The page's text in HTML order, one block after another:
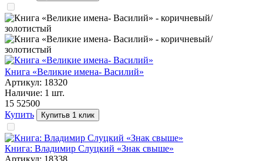
Книга «Великие имена- Василий»
Артикул: 18320
Наличие: 1 шт.
15 52500
Купить
Купитьв 1 клик
Книга: Владимир Слуцкий «Знак свыше»
Артикул: 18338